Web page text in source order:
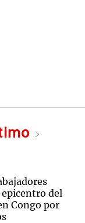
del
Congo por